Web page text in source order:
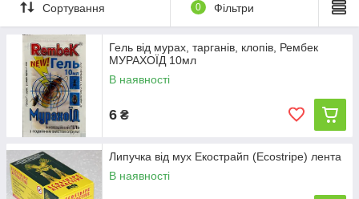
Сортування 0 Фільтри
Гель від мурах, тарганів, клопів, Рембек
МУРАХОЇД 10мл
В наявності
6 ₴
Липучка від мух Екострайп (Ecostripe) лента
В наявності